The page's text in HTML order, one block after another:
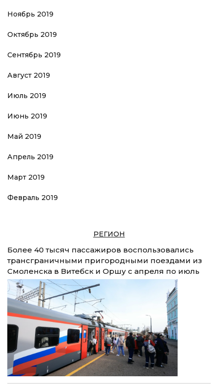
Ноябрь 2019
Октябрь 2019
Сентябрь 2019
Август 2019
Июль 2019
Июнь 2019
Май 2019
Апрель 2019
Март 2019
Февраль 2019
РЕГИОН
Более 40 тысяч пассажиров воспользовались
трансграничными пригородными поездами из
Смоленска в Витебск и Оршу с апреля по июль